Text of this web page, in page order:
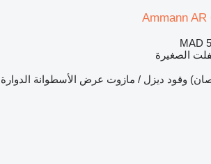
Ammann
MAD
الصغيرة
وقود ديزل / مازوت عرض الأسطوانة الدوارة